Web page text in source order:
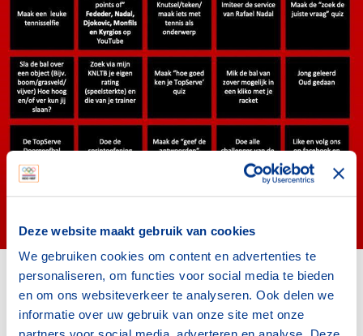
Deze website maakt gebruik van cookies
We gebruiken cookies om content en advertenties te
personaliseren, om functies voor social media te bieden
en om ons websiteverkeer te analyseren. Ook delen we
informatie over uw gebruik van onze site met onze
De bingokaart